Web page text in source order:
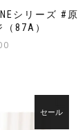
シリーズ #原
87A）
は
セール